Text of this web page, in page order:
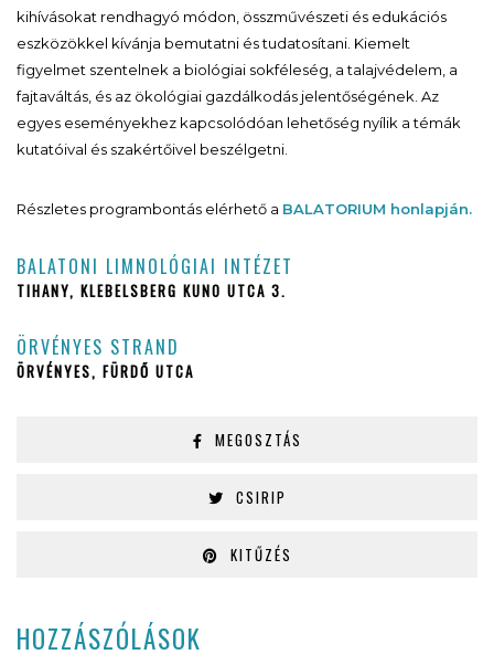
kihívásokat rendhagyó módon, összművészeti és edukációs
eszközökkel kívánja bemutatni és tudatosítani. Kiemelt
figyelmet szentelnek a biológiai sokféleség, a talajvédelem, a
fajtaváltás, és az ökológiai gazdálkodás jelentőségének. Az
egyes eseményekhez kapcsolódóan lehetőség nyílik a témák
kutatóival és szakértőivel beszélgetni.
Részletes programbontás elérhető a BALATORIUM honlapján.
BALATONI LIMNOLÓGIAI INTÉZET
TIHANY, KLEBELSBERG KUNO UTCA 3.
ÖRVÉNYES STRAND
ÖRVÉNYES, FÜRDŐ UTCA
MEGOSZTÁS
CSIRIP
KITŰZÉS
HOZZÁSZÓLÁSOK